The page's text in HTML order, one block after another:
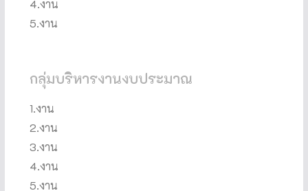
4.งาน
5.งาน
กลุ่มบริหารงานงบประมาณ
1.งาน
2.งาน
3.งาน
4.งาน
5.งาน